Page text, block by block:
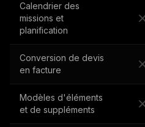
Calendrier des
missions et
planification
Conversion de devis
en facture
Modèles d'éléments
et de suppléments